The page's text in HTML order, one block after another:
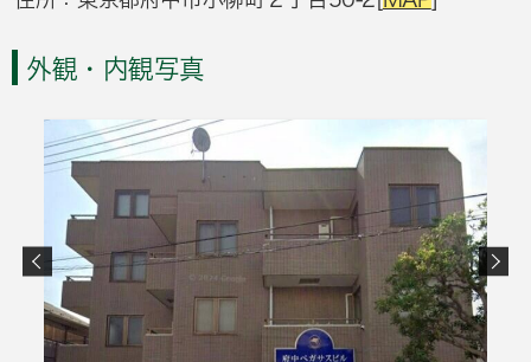
外観・内観写真